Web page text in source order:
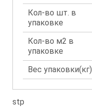
Кол-во шт. в
упаковке
Кол-во м2 в
упаковке
Вес упаковки(кг)
stp